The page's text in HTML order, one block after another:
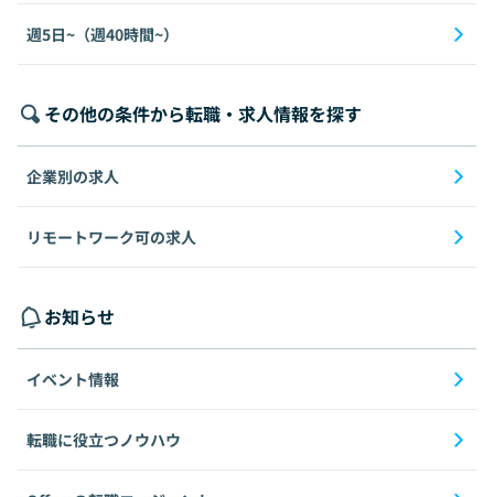
週5日~（週40時間~）
その他の条件から転職・求人情報を探す
企業別の求人
リモートワーク可の求人
お知らせ
イベント情報
転職に役立つノウハウ